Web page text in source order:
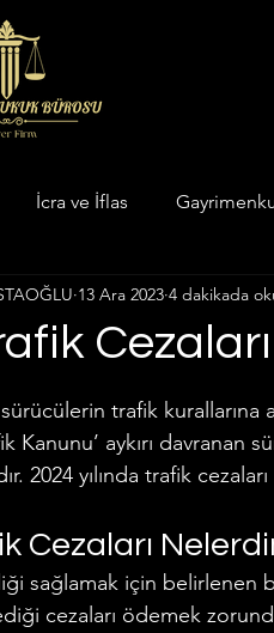
İcra ve İflas
Sin categorizar
İnfaz ve Yatar Hesaplama
Makalelerimiz
Cezaları
13 Ara 2023 4 dakikada
yıldız
trafik kurallarına
Kanunu’ aykırı davranan
2024 yılında trafik
Cezaları
sağlamak için belirlenen
cezaları ödemek